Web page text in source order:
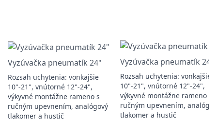
Vyzúvačka pneumatík 24"
Rozsah uchytenia: vonkajšie
10"-21", vnútorné 12"-24",
výkyvné montážne rameno s
ručným upevnením, analógový
tlakomer a hustič
Vyzúvačka pneumatík 24"
Rozsah uchytenia: vonkajšie
10"-21", vnútorné 12"-24",
výkyvné montážne rameno s
ručným upevnením,
tlakomer a hustič